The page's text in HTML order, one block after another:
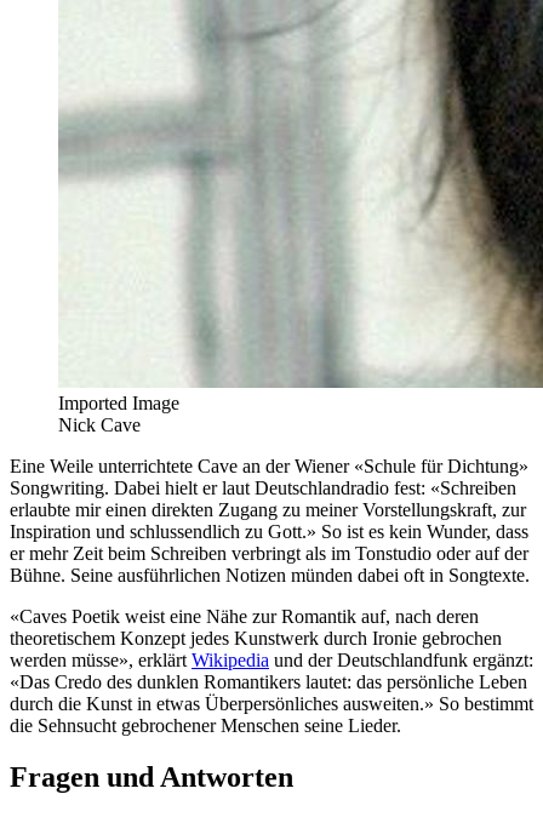
Imported Image
Nick Cave
Eine Weile unterrichtete Cave an der Wiener «Schule für Dichtung»
Songwriting. Dabei hielt er laut Deutschlandradio fest: «Schreiben
erlaubte mir einen direkten Zugang zu meiner Vorstellungskraft, zur
Inspiration und schlussendlich zu Gott.» So ist es kein Wunder, dass
er mehr Zeit beim Schreiben verbringt als im Tonstudio oder auf der
Bühne. Seine ausführlichen Notizen münden dabei oft in Songtexte.
«Caves Poetik weist eine Nähe zur Romantik auf, nach deren
theoretischem Konzept jedes Kunstwerk durch Ironie gebrochen
werden müsse», erklärt Wikipedia und der Deutschlandfunk ergänzt:
«Das Credo des dunklen Romantikers lautet: das persönliche Leben
durch die Kunst in etwas Überpersönliches ausweiten.» So bestimmt
die Sehnsucht gebrochener Menschen seine Lieder.
Fragen und Antworten